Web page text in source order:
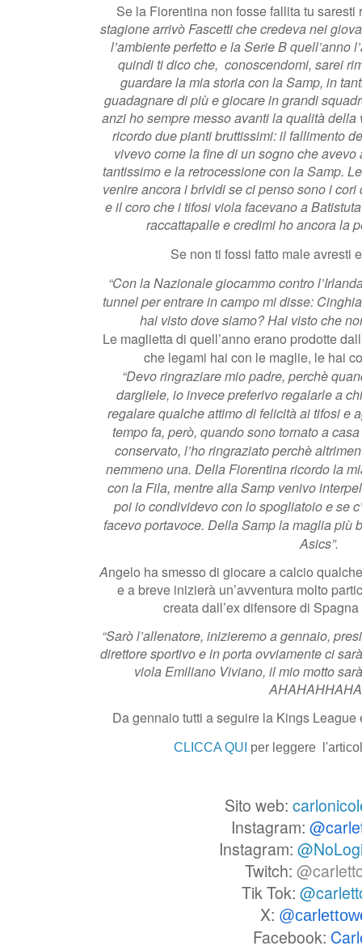
Se la Fiorentina non fosse fallita tu
stagione arrivò Fascetti che credeva nei
l’ambiente perfetto e la Serie B quell’anno
quindi ti dico che, conoscendomi, sarei
guardare la mia storia con la Samp, in
guadagnare di più e giocare in grandi
anzi ho sempre messo avanti la qualità
ricordo due pianti bruttissimi: il fallimento
vivevo come la fine di un sogno che
tantissimo e la retrocessione con la Samp.
venire ancora i brividi se ci penso sono i
e il coro che i tifosi viola facevano a
raccattapalle e credimi ho ancora la
Se non ti fossi fatto male avresti
“Con la Nazionale giocammo contro
tunnel per entrare in campo mi disse:
hai visto dove siamo? Hai visto che
Le maglietta di quell’anno erano prodotte
che legami hai con le maglie, le hai
“Devo ringraziare mio padre, perchè
dargliele, io invece preferivo regalarle a
regalare qualche attimo di felicità ai tifosi e
tempo fa, però, quando sono tornato a
conservato, l’ho ringraziato perchè
nemmeno una. Della Fiorentina ricordo la
con la Fila, mentre alla Samp venivo
poi io condividevo con lo spogliatoio e se
facevo portavoce. Della Samp la maglia più
Asics”.
Angelo ha smesso di giocare a calcio
e a breve inizierà un’avventura molto
creata dall’ex difensore di
“Sarò l’allenatore, inizieremo a gennaio,
direttore sportivo e in porta ovviamente ci
viola Emiliano Viviano, il mio motto
Da gennaio tutti a seguire la Kings
CLICCA QUI per leggere
Sito web:
Instagram:
Instagram:
Twitch:
Tik Tok:
X:
Facebook: